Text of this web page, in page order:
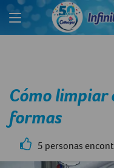
Cómo limpiar
formas
5 personas